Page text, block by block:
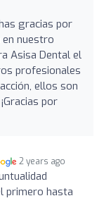
gracias por
nuestro
Asisa Dental el
profesionales
ellos son
por
2 years ago
primero hasta